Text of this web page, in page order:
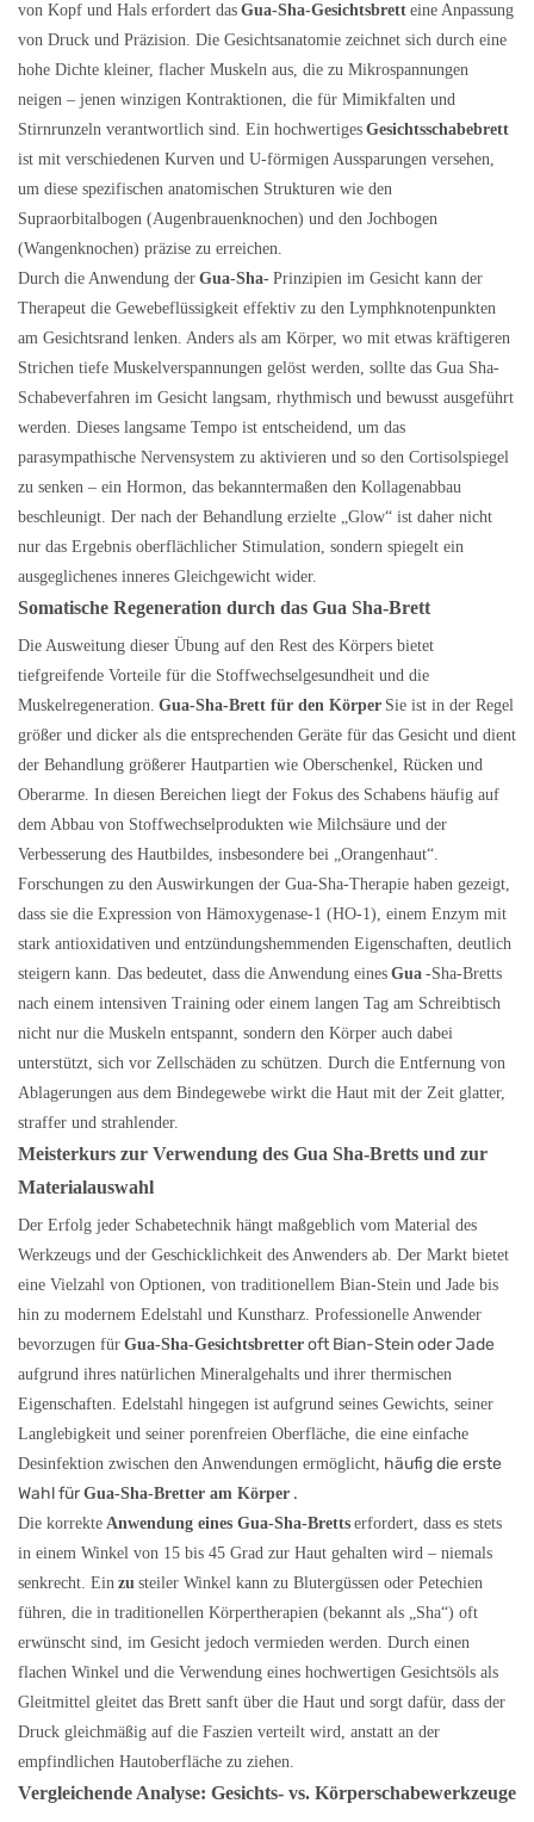
von Kopf und Hals erfordert das Gua-Sha-Gesichtsbrett eine Anpassung
von Druck und Präzision. Die Gesichtsanatomie zeichnet sich durch eine
hohe Dichte kleiner, flacher Muskeln aus, die zu Mikrospannungen
neigen – jenen winzigen Kontraktionen, die für Mimikfalten und
Stirnrunzeln verantwortlich sind. Ein hochwertiges Gesichtsschabebrett
ist mit verschiedenen Kurven und U-förmigen Aussparungen versehen,
um diese spezifischen anatomischen Strukturen wie den
Supraorbitalbogen (Augenbrauenknochen) und den Jochbogen
(Wangenknochen) präzise zu erreichen.
Durch die Anwendung der Gua-Sha- Prinzipien im Gesicht kann der
Therapeut die Gewebeflüssigkeit effektiv zu den Lymphknotenpunkten
am Gesichtsrand lenken. Anders als am Körper, wo mit etwas kräftigeren
Strichen tiefe Muskelverspannungen gelöst werden, sollte das Gua Sha-
Schabeverfahren im Gesicht langsam, rhythmisch und bewusst ausgeführt
werden. Dieses langsame Tempo ist entscheidend, um das
parasympathische Nervensystem zu aktivieren und so den Cortisolspiegel
zu senken – ein Hormon, das bekanntermaßen den Kollagenabbau
beschleunigt. Der nach der Behandlung erzielte „Glow“ ist daher nicht
nur das Ergebnis oberflächlicher Stimulation, sondern spiegelt ein
ausgeglichenes inneres Gleichgewicht wider.
Somatische Regeneration durch das Gua Sha-Brett
Die Ausweitung dieser Übung auf den Rest des Körpers bietet
tiefgreifende Vorteile für die Stoffwechselgesundheit und die
Muskelregeneration. Gua-Sha-Brett für den Körper Sie ist in der Regel
größer und dicker als die entsprechenden Geräte für das Gesicht und dient
der Behandlung größerer Hautpartien wie Oberschenkel, Rücken und
Oberarme. In diesen Bereichen liegt der Fokus des Schabens häufig auf
dem Abbau von Stoffwechselprodukten wie Milchsäure und der
Verbesserung des Hautbildes, insbesondere bei „Orangenhaut“.
Forschungen zu den Auswirkungen der Gua-Sha-Therapie haben gezeigt,
dass sie die Expression von Hämoxygenase-1 (HO-1), einem Enzym mit
stark antioxidativen und entzündungshemmenden Eigenschaften, deutlich
steigern kann. Das bedeutet, dass die Anwendung eines Gua -Sha-Bretts
nach einem intensiven Training oder einem langen Tag am Schreibtisch
nicht nur die Muskeln entspannt, sondern den Körper auch dabei
unterstützt, sich vor Zellschäden zu schützen. Durch die Entfernung von
Ablagerungen aus dem Bindegewebe wirkt die Haut mit der Zeit glatter,
straffer und strahlender.
Meisterkurs zur Verwendung des Gua Sha-Bretts und zur
Materialauswahl
Der Erfolg jeder Schabetechnik hängt maßgeblich vom Material des
Werkzeugs und der Geschicklichkeit des Anwenders ab. Der Markt bietet
eine Vielzahl von Optionen, von traditionellem Bian-Stein und Jade bis
hin zu modernem Edelstahl und Kunstharz. Professionelle Anwender
bevorzugen für Gua-Sha-Gesichtsbretter oft Bian-Stein oder Jade
aufgrund ihres natürlichen Mineralgehalts und ihrer thermischen
Eigenschaften. Edelstahl hingegen ist aufgrund seines Gewichts, seiner
Langlebigkeit und seiner porenfreien Oberfläche, die eine einfache
Desinfektion zwischen den Anwendungen ermöglicht, häufig die erste
Wahl fürGua-Sha-Bretter am Körper .
Die korrekte Anwendung eines Gua-Sha-Bretts erfordert, dass es stets
in einem Winkel von 15 bis 45 Grad zur Haut gehalten wird – niemals
senkrecht. Ein zu steiler Winkel kann zu Blutergüssen oder Petechien
führen, die in traditionellen Körpertherapien (bekannt als „Sha“) oft
erwünscht sind, im Gesicht jedoch vermieden werden. Durch einen
flachen Winkel und die Verwendung eines hochwertigen Gesichtsöls als
Gleitmittel gleitet das Brett sanft über die Haut und sorgt dafür, dass der
Druck gleichmäßig auf die Faszien verteilt wird, anstatt an der
empfindlichen Hautoberfläche zu ziehen.
Vergleichende Analyse: Gesichts- vs. Körperschabewerkzeuge